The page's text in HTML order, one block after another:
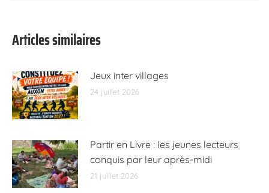
Articles similaires
Jeux inter villages
24 juillet 2026
Partir en Livre : les jeunes lecteurs
conquis par leur après-midi
21 juillet 2026